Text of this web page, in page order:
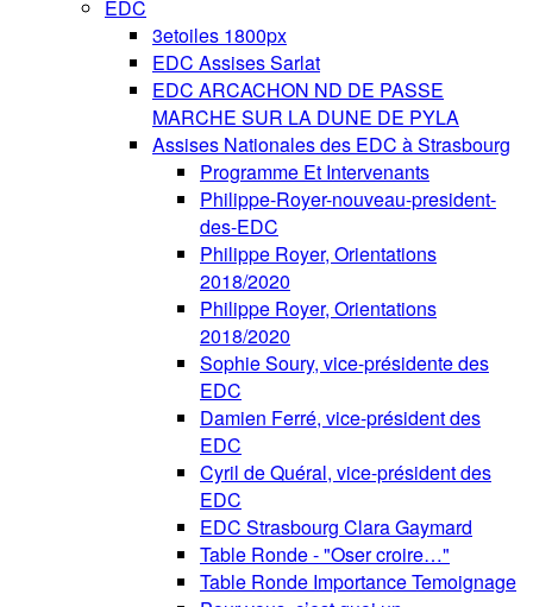
EDC
3etoiles 1800px
EDC Assises Sarlat
EDC ARCACHON ND DE PASSE
MARCHE SUR LA DUNE DE PYLA
Assises Nationales des EDC à Strasbourg
Programme Et Intervenants
Philippe-Royer-nouveau-president-
des-EDC
Philippe Royer, Orientations
2018/2020
Philippe Royer, Orientations
2018/2020
Sophie Soury, vice-présidente des
EDC
Damien Ferré, vice-président des
EDC
Cyril de Quéral, vice-président des
EDC
EDC Strasbourg Clara Gaymard
Table Ronde - "Oser croire…"
Table Ronde Importance Temoignage